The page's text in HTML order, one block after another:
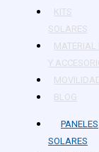
KITS
SOLARES
MATERIAL
Y
BLOG
PANELES
SOLARES